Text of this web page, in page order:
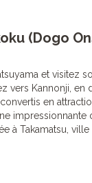
(Dogo
et visitez
vers Kannonji, en
en
à Takamatsu,